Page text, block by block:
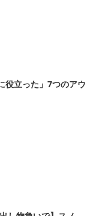
役立った」7つのアウ